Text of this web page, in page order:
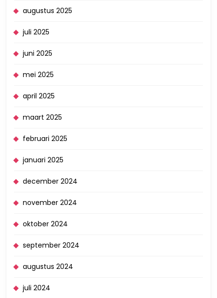
augustus 2025
juli 2025
juni 2025
mei 2025
april 2025
maart 2025
februari 2025
januari 2025
december 2024
november 2024
oktober 2024
september 2024
augustus 2024
juli 2024